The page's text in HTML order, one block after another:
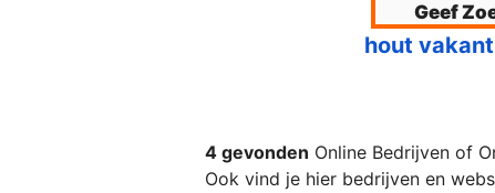
hout
4 gevonden Online Bedrijven of
Ook vind je hier bedrijven en